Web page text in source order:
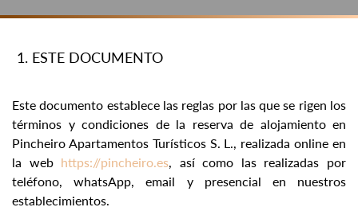
ESTE DOCUMENTO
Este documento establece las reglas por las que se rigen los
términos y condiciones de la reserva de alojamiento en
Pincheiro Apartamentos Turísticos S. L., realizada online en
la web https://pincheiro.es, así como las realizadas por
teléfono, whatsApp, email y presencial en nuestros
establecimientos.